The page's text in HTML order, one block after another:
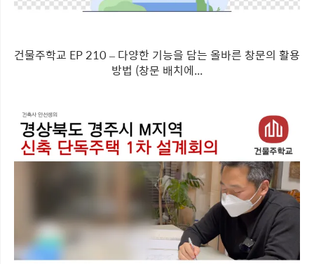
건물주학교 EP 210 – 다양한 기능을 담는 올바른 창문의 활용
방법 (창문 배치에...